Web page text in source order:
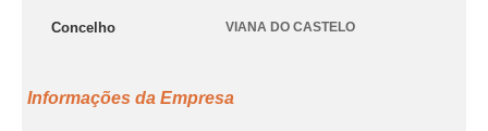
Concelho VIANA DO CASTELO
Informações da Empresa